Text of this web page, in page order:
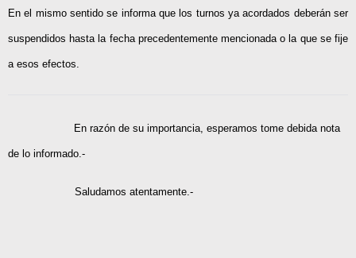
En el mismo sentido se informa que los turnos ya acordados deberán ser
suspendidos hasta la fecha precedentemente mencionada o la que se fije
a esos efectos.
En razón de su importancia, esperamos tome debida nota
de lo informado.-
Saludamos atentamente.-